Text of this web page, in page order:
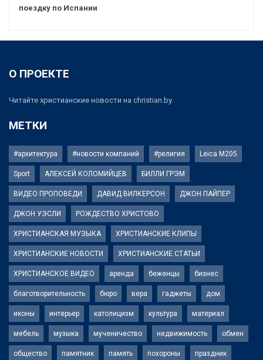
поездку по Испании
О ПРОЕКТЕ
Читайте христианские новости на christian.by.
МЕТКИ
#архитектура #новости компаний #религия Leica M205
Sport АЛЕКСЕЙ КОЛОМИЙЦЕВ БИЛЛИ ГРЭМ
ВИДЕО ПРОПОВЕДИ ДАВИД ВИЛКЕРСОН ДЖОН ПАЙПЕР
ДЖОН УЭСЛИ РОЖДЕСТВО ХРИСТОВО
ХРИСТИАНСКАЯ МУЗЫКА ХРИСТИАНСКИЕ КЛИПЫ
ХРИСТИАНСКИЕ НОВОСТИ ХРИСТИАНСКИЕ СТАТЬИ
ХРИСТИАНСКОЕ ВИДЕО аренда беженцы бизнес
благотворительность бюро вера гаджеты дом
иконы интерьер католицизм культура материал
мебель музыка мученичество недвижимость обмен
общество памятник память похороны праздник